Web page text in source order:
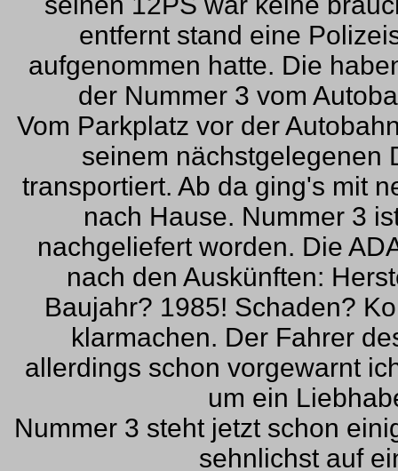
entfernt stand eine
aufgenommen hatte. Die
der Nummer 3 vom
Vom Parkplatz vor der
seinem nächstgelegenen
transportiert. Ab da ging's mit
nach Hause. Nummer 3
nachgeliefert worden. Die
nach den Auskünften:
Baujahr? 1985! Schaden?
klarmachen. Der Fahrer
allerdings schon vorgewarnt
um ein
Nummer 3 steht jetzt schon
sehnlichst auf